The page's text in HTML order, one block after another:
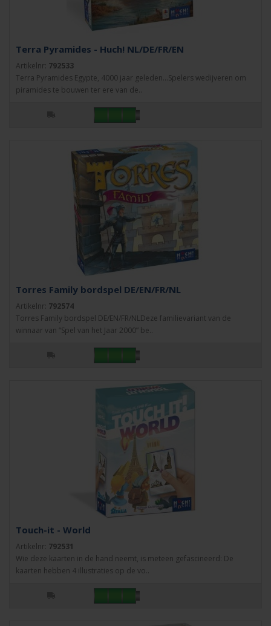
Terra Pyramides - Huch! NL/DE/FR/EN
Artikelnr: 792533
Terra Pyramides Egypte, 4000 jaar geleden...Spelers wedijveren om
piramides te bouwen ter ere van de..
Torres Family bordspel DE/EN/FR/NL
Artikelnr: 792574
Torres Family bordspel DE/EN/FR/NLDeze familievariant van de
winnaar van “Spel van het Jaar 2000” be..
Touch-it - World
Artikelnr: 792531
Wie deze kaarten in de hand neemt, is meteen gefascineerd: De
kaarten hebben 4 illustraties op de vo..